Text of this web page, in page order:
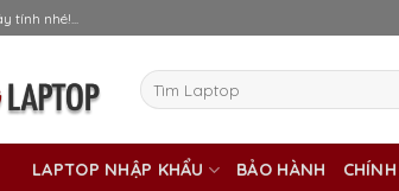
nhé!...
Tìm
kiếm:
LAPTOP NHẬP KHẨU BẢO HÀNH